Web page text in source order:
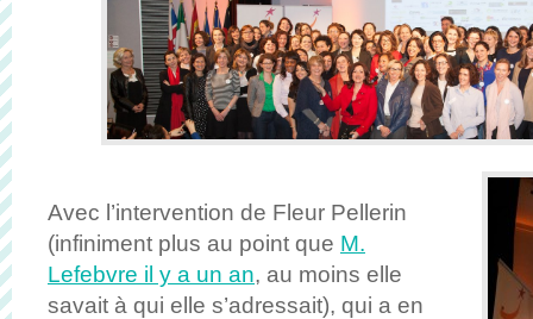
Avec l’intervention de Fleur Pellerin
(infiniment plus au point que M.
Lefebvre il y a un an, au moins elle
savait à qui elle s’adressait), qui a en